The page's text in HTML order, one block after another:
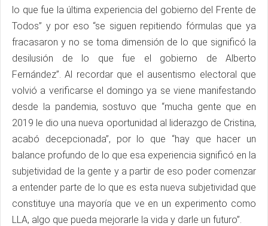
lo que fue la última experiencia del gobierno del Frente de
Todos” y por eso “se siguen repitiendo fórmulas que ya
fracasaron y no se toma dimensión de lo que significó la
desilusión de lo que fue el gobierno de Alberto
Fernández”. Al recordar que el ausentismo electoral que
volvió a verificarse el domingo ya se viene manifestando
desde la pandemia, sostuvo que “mucha gente que en
2019 le dio una nueva oportunidad al liderazgo de Cristina,
acabó decepcionada”, por lo que “hay que hacer un
balance profundo de lo que esa experiencia significó en la
subjetividad de la gente y a partir de eso poder comenzar
a entender parte de lo que es esta nueva subjetividad que
constituye una mayoría que ve en un experimento como
LLA, algo que pueda mejorarle la vida y darle un futuro”.